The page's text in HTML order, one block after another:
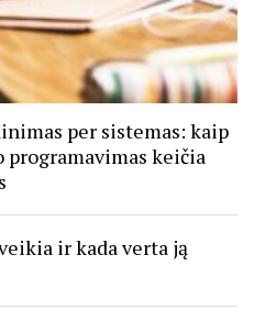
per sistemas: kaip
programavimas keičia
ir kada verta ją